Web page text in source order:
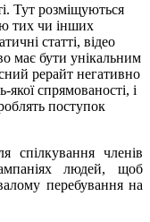
Тут розміщуються
тих чи інших
статті, відео
має бути унікальним
рерайт негативно
якої спрямованості, і
поступок
спілкування членів
людей, щоб
перебування на